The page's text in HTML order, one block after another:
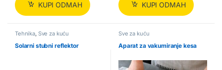
KUPI ODMAH KUPI ODMAH
Tehnika, Sve za kuću
Solarni stubni reflektor
Sve za kuću
Aparat za vakumiranje kesa